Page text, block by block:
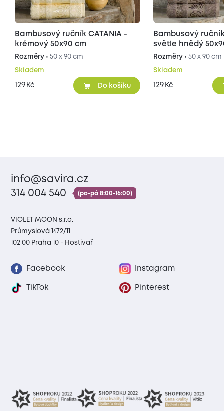
Bambusový ručník CATANIA -
krémový 50x90 cm
Rozměry • 50 x 90 cm
Skladem
129 Kč Do košíku
Bambusový
světle hnědý
Rozměry •50 x 90 cm
Skladem
129 Kč
info@savira.cz
314 004 540
(po-pá 8:00-16:00)
VIOLET MOON s.r.o.
Průmyslová 1472/11
102 00 Praha 10 - Hostivař
Facebook Instagram
TikTok Pinterest